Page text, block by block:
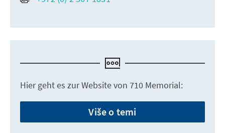
Hier geht es zur Website von 710 Memorial:
Više o temi